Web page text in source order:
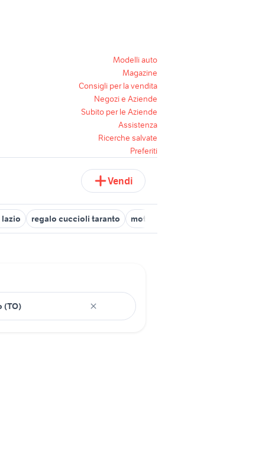
Modelli auto
Magazine
Consigli per la vendita
Negozi e Aziende
Subito per le Aziende
Assistenza
Ricerche salvate
Preferiti
Vendi
regalo cuccioli taranto moto usate trapani e provincia